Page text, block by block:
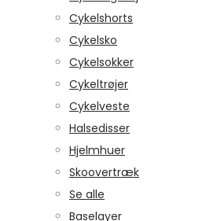
Cykelshorts
Cykelsko
Cykelsokker
Cykeltrøjer
Cykelveste
Halsedisser
Hjelmhuer
Skoovertræk
Se alle
Baselayer